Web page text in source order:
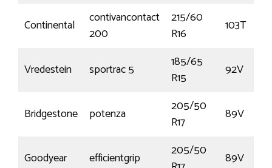
Continental
contivancontact
200
215/60
R16
103T
Vredestein sportrac 5
185/65
R15
92V
Bridgestone potenza
205/50
R17
89V
Goodyear efficientgrip
205/50
89V